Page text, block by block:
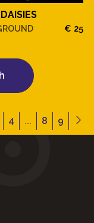
€ 25
4 ... 8 9